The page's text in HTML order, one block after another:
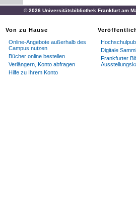
© 2026 Universitätsbibliothek Frankfurt am
Von zu Hause
Online-Angebote außerhalb des
Campus nutzen
Bücher online bestellen
Verlängern, Konto abfragen
Hilfe zu Ihrem Konto
Digitale
Frankfurter